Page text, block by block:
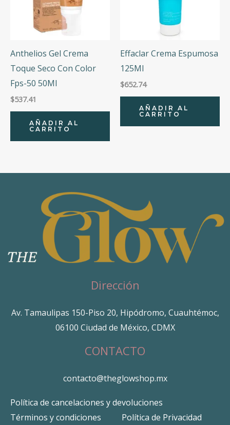
Anthelios Gel Crema
Toque Seco Con Color
Fps-50 50Ml
$537.41
AÑADIR AL
CARRITO
Effaclar Crema Espumosa
125Ml
$652.74
AÑADIR AL
CARRITO
Dirección
Av. Tamaulipas 150-Piso 20, Hipódromo, Cuauhtémoc,
06100 Ciudad de México, CDMX
CONTACTO
contacto@theglowshop.mx
Política de cancelaciones y devoluciones
Términos y condiciones
Política de Privacidad